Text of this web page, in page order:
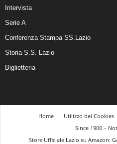
Intervista
Serie A
Conferenza Stampa SS.Lazio
Storia S.S. Lazio
Biglietteria
Home Utilizzo dei Cookies
Since 1900 –
Store Ufficiale Lazio su Amazon: